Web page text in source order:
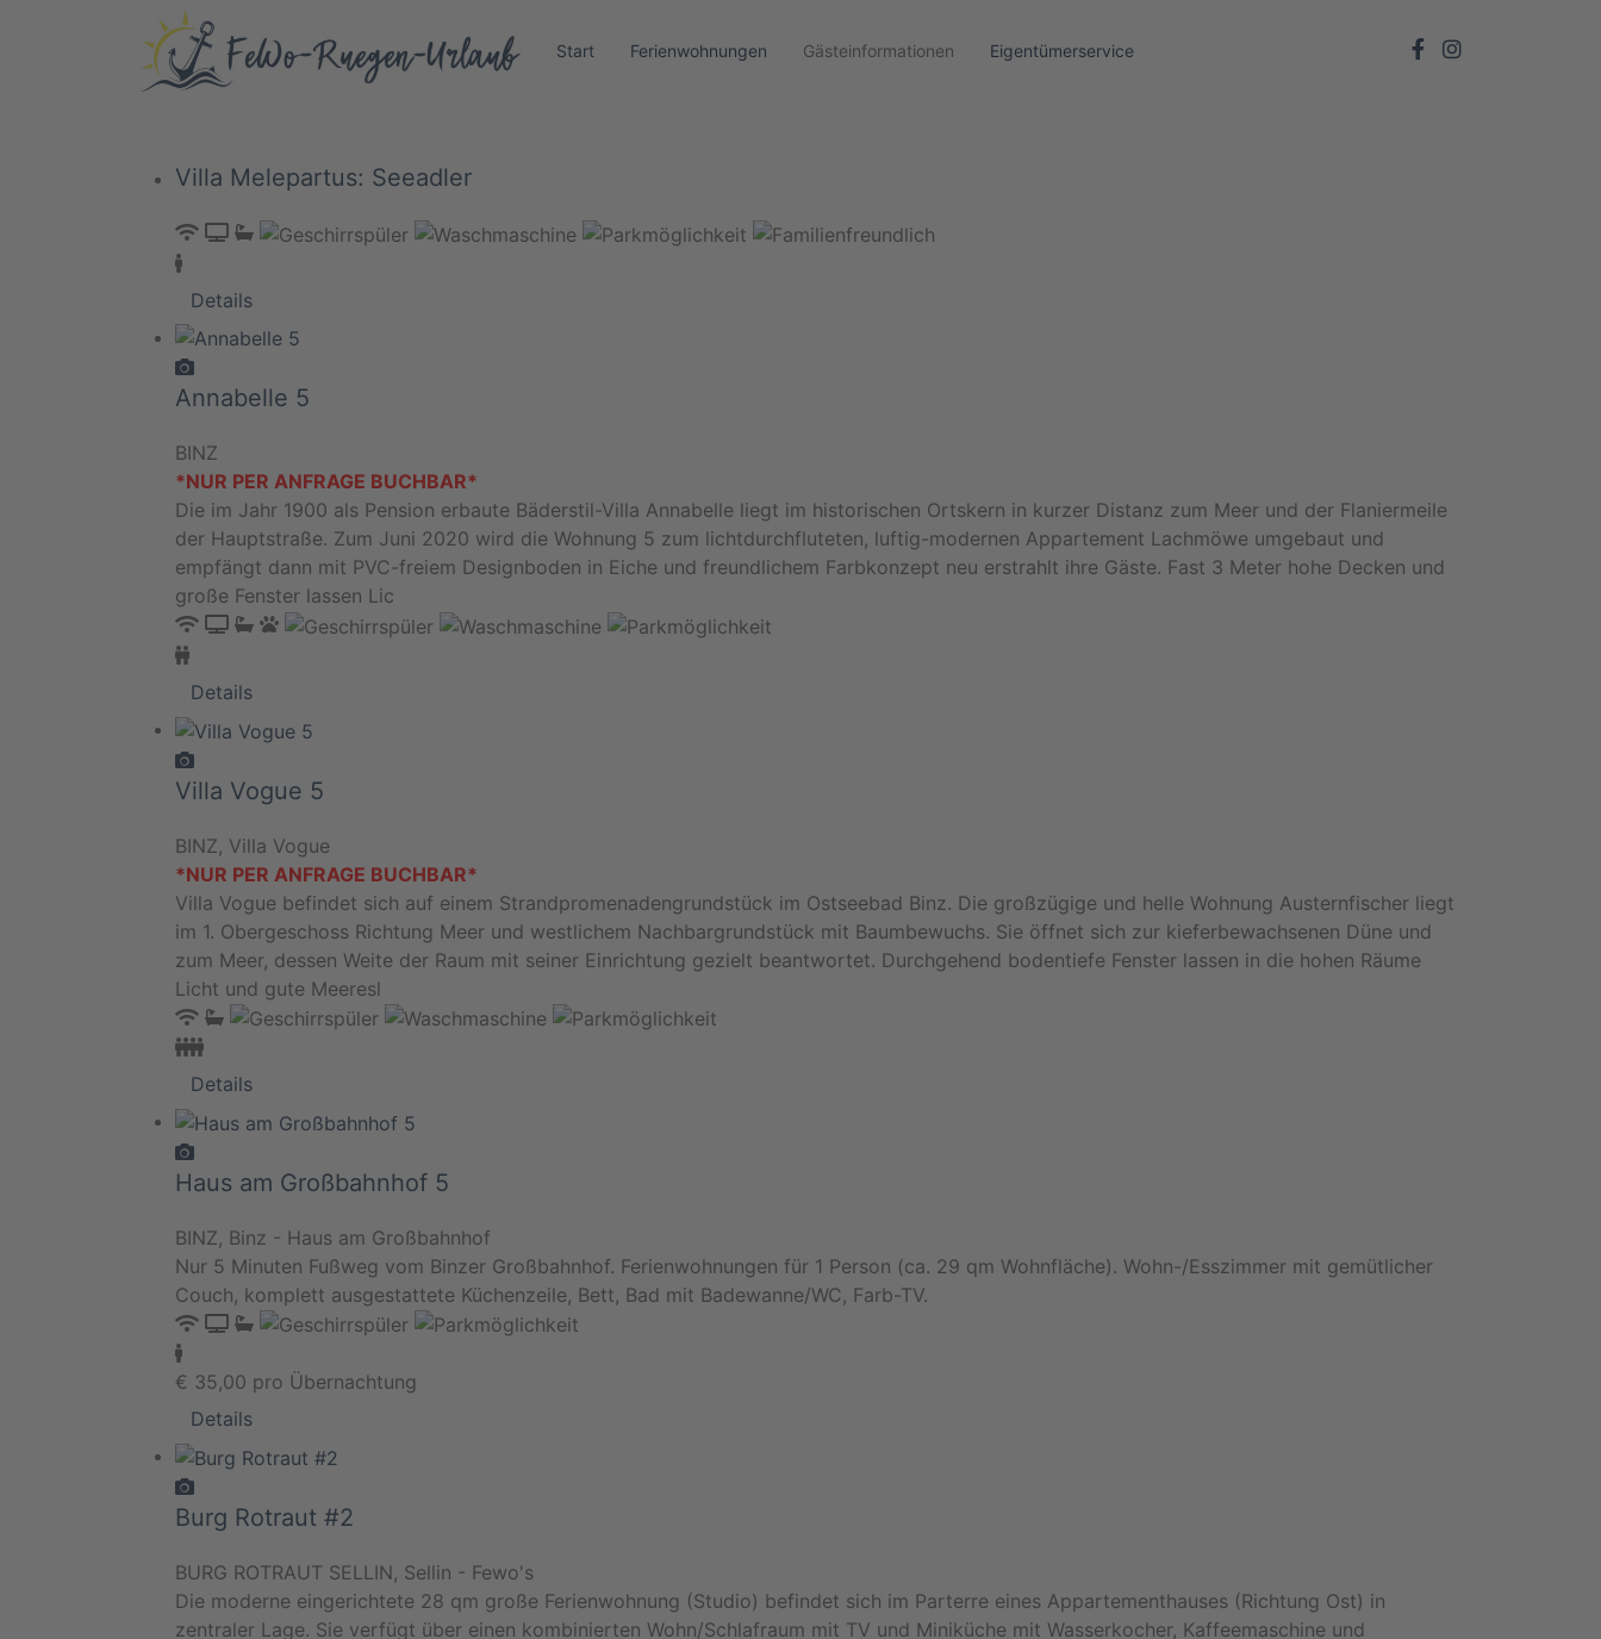
Start Ferienwohnungen Gästeinformationen Eigentümerservice
Villa Melepartus: Seeadler
Details
Annabelle 5
BINZ
*NUR PER ANFRAGE BUCHBAR*
Die im Jahr 1900 als Pension erbaute Bäderstil-Villa Annabelle liegt im historischen Ortskern in kurzer Distanz zum Meer und der Flaniermeile
der Hauptstraße. Zum Juni 2020 wird die Wohnung 5 zum lichtdurchfluteten, luftig-modernen Appartement Lachmöwe umgebaut und
empfängt dann mit PVC-freiem Designboden in Eiche und freundlichem Farbkonzept neu erstrahlt ihre Gäste. Fast 3 Meter hohe Decken und
große Fenster lassen Lic
Details
Villa Vogue 5
BINZ, Villa Vogue
*NUR PER ANFRAGE BUCHBAR*
Villa Vogue befindet sich auf einem Strandpromenadengrundstück im Ostseebad Binz. Die großzügige und helle Wohnung Austernfischer liegt
im 1. Obergeschoss Richtung Meer und westlichem Nachbargrundstück mit Baumbewuchs. Sie öffnet sich zur kieferbewachsenen Düne und
zum Meer, dessen Weite der Raum mit seiner Einrichtung gezielt beantwortet. Durchgehend bodentiefe Fenster lassen in die hohen Räume
Licht und gute Meeresl
Details
Haus am Großbahnhof 5
BINZ, Binz - Haus am Großbahnhof
Nur 5 Minuten Fußweg vom Binzer Großbahnhof. Ferienwohnungen für 1 Person (ca. 29 qm Wohnfläche). Wohn-/Esszimmer mit gemütlicher
Couch, komplett ausgestattete Küchenzeile, Bett, Bad mit Badewanne/WC, Farb-TV.
€ 35,00 pro Übernachtung
Details
Burg Rotraut #2
BURG ROTRAUT SELLIN, Sellin - Fewo's
Die moderne eingerichtete 28 qm große Ferienwohnung (Studio) befindet sich im Parterre eines Appartementhauses (Richtung Ost) in
zentraler Lage. Sie verfügt über einen kombinierten Wohn/Schlafraum mit TV und Miniküche mit Wasserkocher, Kaffeemaschine und